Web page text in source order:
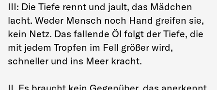
III: Die Tiefe rennt und jault, das Mädchen
lacht. Weder Mensch noch Hand greifen sie,
kein Netz. Das fallende Öl folgt der Tiefe, die
mit jedem Tropfen im Fell größer wird,
schneller und ins Meer kracht.